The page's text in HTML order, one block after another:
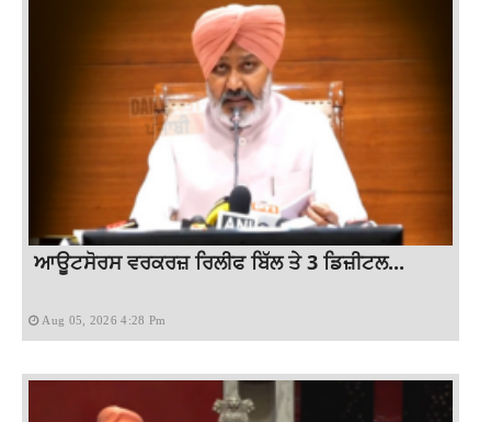
ਆਊਟਸੋਰਸ ਵਰਕਰਜ਼ ਰਿਲੀਫ ਬਿੱਲ ਤੇ 3 ਡਿਜ਼ੀਟਲ...
Aug 05, 2026 4:28 Pm